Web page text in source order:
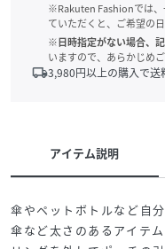
※Rakuten Fashionでは、
ていただくと、ご希望の
※日時指定がない場合、
いますので、あらかじめ
local_shipping3,980円以上の購入で送
アイテム説明
傘やペットボトルなど自分
傘など太さのあるアイテ